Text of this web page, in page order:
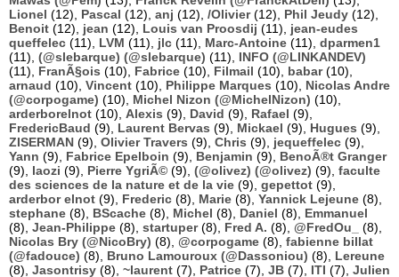
Lionel (12), Pascal (12), anj (12), /Olivier(12), Phil Jeudy (12),
Benoit (12), jean (12), Louis van Proosdij (11), jean-eudes
queffelec (11), LVM (11), jlc (11), Marc-Antoine (11), dparmen1
(11), (@slebarque) (@slebarque) (11), INFO (@LINKANDEV)
(11), FranÃ§ois (10), Fabrice (10), Filmail (10), babar(10),
arnaud (10), Vincent (10), Philippe Marques (10), Nicolas Andre
(@corpogame) (10), Michel Nizon (@MichelNizon) (10),
arderborelnot (10), Alexis (9), David (9), Rafael (9),
FredericBaud (9), Laurent Bervas (9), Mickael (9), Hugues (9),
ZISERMAN (9), Olivier Travers (9), Chris (9), jequeffelec (9),
Yann (9), Fabrice Epelboin (9), Benjamin (9), BenoÃ®t Granger
(9), laozi (9), Pierre YgriÃ© (9), (@olivez) (@olivez) (9), faculte
des sciences de la nature et de la vie (9), gepettot (9),
arderbor elnot (9), Frederic (8), Marie (8), Yannick Lejeune (8),
stephane (8), BScache (8), Michel (8), Daniel (8), Emmanuel
(8), Jean-Philippe (8), startuper(8), Fred A. (8), @FredOu_
(8),
Nicolas Bry (@NicoBry) (8), @corpogame (8), fabienne billat
(@fadouce) (8), Bruno Lamouroux (@Dassoniou) (8), Lereune
(8), Jasontrisy (8), ~laurent (7), Patrice (7), JB (7), ITI (7), Julien